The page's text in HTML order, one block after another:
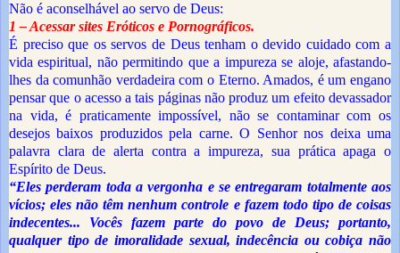
Não é aconselhável ao servo de Deus:
1 – Acessar sites Eróticos e Pornográficos.
É preciso que os servos de Deus tenham o devido cuidado com a
vida espiritual, não permitindo que a impureza se aloje, afastando-
lhes da comunhão verdadeira com o Eterno. Amados, é um engano
pensar que o acesso a tais páginas não produz um efeito devassador
na vida, é praticamente impossível, não se contaminar com os
desejos baixos produzidos pela carne. O Senhor nos deixa uma
palavra clara de alerta contra a impureza, sua prática apaga o
Espírito de Deus.
“Eles perderam toda a vergonha e se entregaram totalmente aos
vícios; eles não têm nenhum controle e fazem todo tipo de coisas
indecentes... Vocês fazem parte do povo de Deus; portanto,
qualquer tipo de imoralidade sexual, indecência ou cobiça não